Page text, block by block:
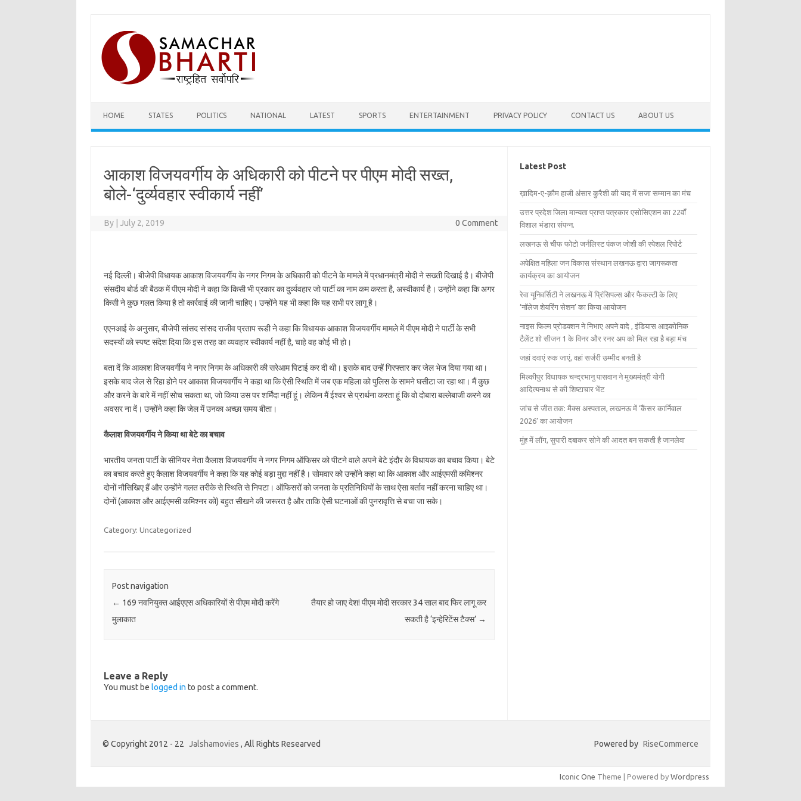
content
HOME STATES POLITICS NATIONAL LATEST SPORTS ENTERTAINMENT PRIVACY POLICY CONTACT US ABOUT US
आकाश विजयवर्गीय के अधिकारी को पीटने पर पीएम मोदी सख्त,
बोले-‘दुर्व्यवहार स्वीकार्य नहीं’
By July 2, 2019 0 Comment
नई दिल्ली। बीजेपी विधायक आकाश विजयवर्गीय के नगर निगम के अधिकारी को पीटने के मामले में प्रधानमंत्री मोदी ने सख्ती दिखाई है। बीजेपी
संसदीय बोर्ड की बैठक में पीएम मोदी ने कहा कि किसी भी प्रकार का दुर्व्यवहार जो पार्टी का नाम कम करता है, अस्वीकार्य है। उन्होंने कहा कि अगर
किसी ने कुछ गलत किया है तो कार्रवाई की जानी चाहिए। उन्होंने यह भी कहा कि यह सभी पर लागू है।
एएनआई के अनुसार, बीजेपी सांसद सांसद राजीव प्रताप रूडी ने कहा कि विधायक आकाश विजयवर्गीय मामले में पीएम मोदी ने पार्टी के सभी
सदस्यों को स्पष्ट संदेश दिया कि इस तरह का व्यवहार स्वीकार्य नहीं है, चाहे वह कोई भी हो।
बता दें कि आकाश विजयवर्गीय ने नगर निगम के अधिकारी की सरेआम पिटाई कर दी थी। इसके बाद उन्हें गिरफ्तार कर जेल भेज दिया गया था।
इसके बाद जेल से रिहा होने पर आकाश विजयवर्गीय ने कहा था कि ऐसी स्थिति में जब एक महिला को पुलिस के सामने घसीटा जा रहा था। मैं कुछ
और करने के बारे में नहीं सोच सकता था, जो किया उस पर शर्मिंदा नहीं हूं। लेकिन मैं ईश्वर से प्रार्थना करता हूं कि वो दोबारा बल्लेबाजी करने का
अवसर ना दें। उन्होंने कहा कि जेल में उनका अच्छा समय बीता।
कैलाश विजयवर्गीय ने किया था बेटे का बचाव
भारतीय जनता पार्टी के सीनियर नेता कैलाश विजयवर्गीय ने नगर निगम ऑफिसर को पीटने वाले अपने बेटे इंदौर के विधायक का बचाव किया। बेटे
का बचाव करते हुए कैलाश विजयवर्गीय ने कहा कि यह कोई बड़ा मुद्दा नहीं है। सोमवार को उन्होंने कहा था कि आकाश और आईएमसी कमिश्नर
दोनों नौसिखिए हैं और उन्होंने गलत तरीके से स्थिति से निपटा। ऑफिसरों को जनता के प्रतिनिधियों के साथ ऐसा बर्ताव नहीं करना चाहिए था।
दोनों (आकाश और आईएमसी कमिश्नर को) बहुत सीखने की जरूरत है और ताकि ऐसी घटनाओं की पुनरावृत्ति से बचा जा सके।
Category: Uncategorized
Post navigation
← 169 नवनियुक्त आईएएस अधिकारियों से पीएम मोदी करेंगे
मुलाकात
तैयार हो जाए देश! पीएम मोदी सरकार 34 साल बाद फिर लागू कर
सकती है ‘इन्हेरिटेंस टैक्स’ →
Leave a Reply
You must be logged in to post a comment.
Latest Post
ख़ादिम-ए-क़ौम हाजी अंसार कुरैशी की याद में सजा सम्मान का मंच
उत्तर प्रदेश जिला मान्यता प्राप्त पत्रकार एसोसिएशन का 22वाँ
विशाल भंडारा संपन्न.
लखनऊ से चीफ फोटो जर्नलिस्ट पंकज जोशी की स्पेशल रिपोर्ट
अपेक्षित महिला जन विकास संस्थान लखनऊ द्वारा जागरूकता
कार्यक्रम का आयोजन
रेवा यूनिवर्सिटी ने लखनऊ में प्रिंसिपल्स और फैकल्टी के लिए
‘नॉलेज शेयरिंग सेशन’ का किया आयोजन
नाइस फिल्म प्रोडक्शन ने निभाए अपने वादे , इंडियास आइकोनिक
टैलेंट शो सीजन 1 के विनर और रनर अप को मिल रहा है बड़ा मंच
जहां दवाएं रुक जाएं, वहां सर्जरी उम्मीद बनती है
मिल्कीपुर विधायक चन्द्रभानु पासवान ने मुख्यमंत्री योगी
आदित्यनाथ से की शिष्टाचार भेंट
जांच से जीत तक: मैक्स अस्पताल, लखनऊ में ‘कैंसर कार्निवाल
2026’ का आयोजन
मुंह में लौंग, सुपारी दबाकर सोने की आदत बन सकती है जानलेवा
© Copyright 2012 - 22 Jalshamovies , All Rights Researved Powered by RiseCommerce
Iconic One Theme | Powered by Wordpress